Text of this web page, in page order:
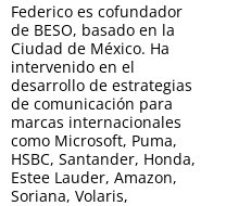
Federico es cofundador
de BESO, basado en la
Ciudad de México. Ha
intervenido en el
desarrollo de estrategias
de comunicación para
marcas internacionales
como Microsoft, Puma,
HSBC, Santander, Honda,
Estee Lauder, Amazon,
Soriana, Volaris,